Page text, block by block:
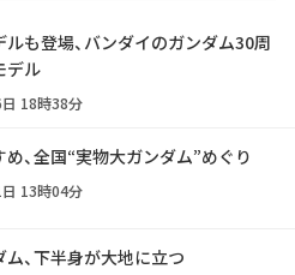
も登場、バンダイのガンダム30周
デル
18時38分
、全国“実物大ガンダム”めぐり
13時04分
、下半身が大地に立つ